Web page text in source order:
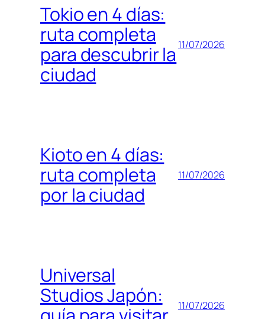
Tokio en 4 días:
ruta completa
para descubrir la
ciudad
11/07/2026
Kioto en 4 días:
ruta completa
por la ciudad
11/07/2026
Universal
Studios Japón:
11/07/2026